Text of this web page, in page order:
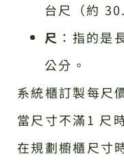
台尺（約
尺 ：指的是
公分。
系統櫃訂製每尺
當尺寸不滿1 尺
在規劃櫥櫃尺寸